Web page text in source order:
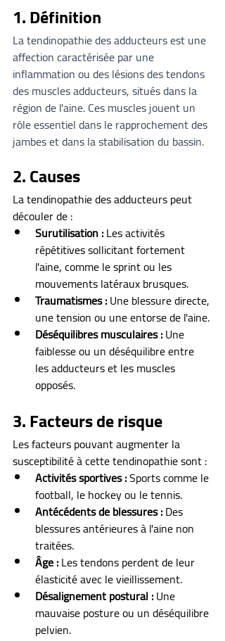
1. Définition
La tendinopathie des adducteurs est une
affection caractérisée par une
inflammation ou des lésions des tendons
des muscles adducteurs, situés dans la
région de l'aine. Ces muscles jouent un
rôle essentiel dans le rapprochement des
jambes et dans la stabilisation du bassin.
2. Causes
La tendinopathie des adducteurs peut
découler de :
Surutilisation : Les activités
répétitives sollicitant fortement
l'aine, comme le sprint ou les
mouvements latéraux brusques.
Traumatismes : Une blessure directe,
une tension ou une entorse de l'aine.
Déséquilibres musculaires : Une
faiblesse ou un déséquilibre entre
les adducteurs et les muscles
opposés.
3. Facteurs de risque
Les facteurs pouvant augmenter la
susceptibilité à cette tendinopathie sont :
Activités sportives : Sports comme le
football, le hockey ou le tennis.
Antécédents de blessures : Des
blessures antérieures à l'aine non
traitées.
Âge : Les tendons perdent de leur
élasticité avec le vieillissement.
Désalignement postural : Une
mauvaise posture ou un déséquilibre
pelvien.